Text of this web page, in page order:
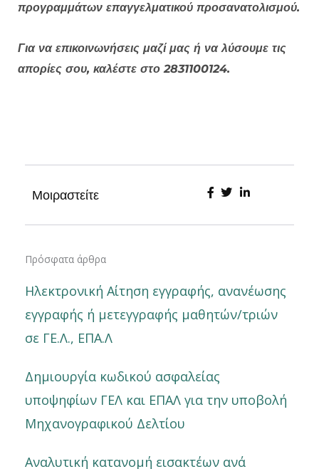
προγραμμάτων επαγγελματικού προσανατολισμού.
Για να επικοινωνήσεις μαζί μας ή να λύσουμε τις
απορίες σου, καλέστε στο 2831100124.
Μοιραστείτε
Πρόσφατα άρθρα
Ηλεκτρονική Αίτηση εγγραφής, ανανέωσης
εγγραφής ή μετεγγραφής μαθητών/τριών
σε ΓΕ.Λ., ΕΠΑ.Λ
Δημιουργία κωδικού ασφαλείας
υποψηφίων ΓΕΛ και ΕΠΑΛ για την υποβολή
Μηχανογραφικού Δελτίου
Αναλυτική κατανομή εισακτέων ανά